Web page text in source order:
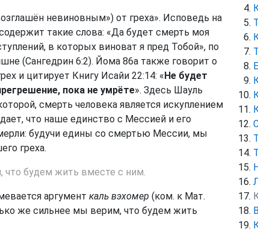
невиновным») от греха». Исповедь на
такие слова: «Да будет смерть моя
в которых виноват я пред Тобой», по
(Сангедрин 6:2). Йома 86а также говорит о
и цитирует Книгу Исайи 22:14: «Не будет
пока не умрёте». Здесь Шауль
смерть человека является искуплением
что наше единство с Мессией и его
будучи едины со смертью Мессии, мы
греха.
что будем жить вместе с ним.
аргумент каль вэхомер (ком. к Мат.
же сильнее мы верим, что будем жить